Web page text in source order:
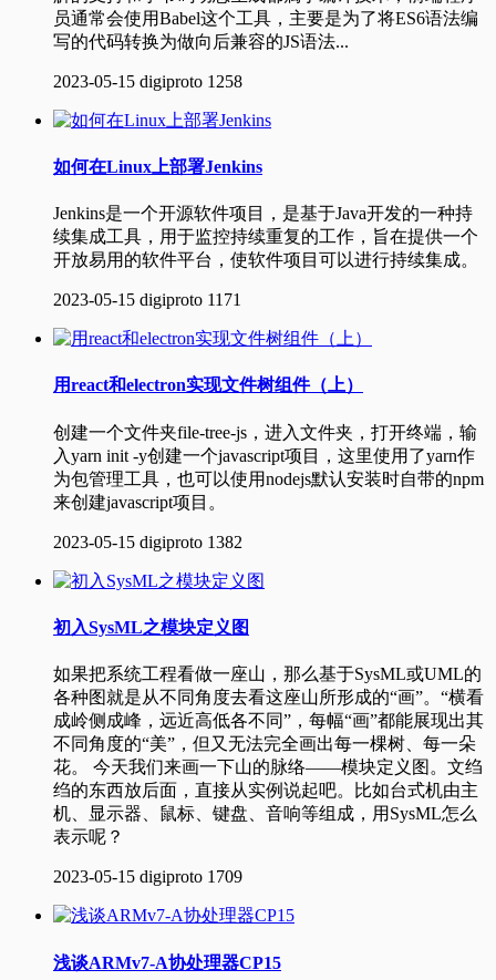
员通常会使用Babel这个工具，主要是为了将ES6语法编
写的代码转换为做向后兼容的JS语法...
2023-05-15 digiproto 1258
如何在Linux上部署Jenkins
Jenkins是一个开源软件项目，是基于Java开发的一种持
续集成工具，用于监控持续重复的工作，旨在提供一个
开放易用的软件平台，使软件项目可以进行持续集成。
2023-05-15 digiproto 1171
用react和electron实现文件树组件（上）
创建一个文件夹file-tree-js，进入文件夹，打开终端，输
入yarn init -y创建一个javascript项目，这里使用了yarn作
为包管理工具，也可以使用nodejs默认安装时自带的npm
来创建javascript项目。
2023-05-15 digiproto 1382
初入SysML之模块定义图
如果把系统工程看做一座山，那么基于SysML或UML的
各种图就是从不同角度去看这座山所形成的“画”。“横看
成岭侧成峰，远近高低各不同”，每幅“画”都能展现出其
不同角度的“美”，但又无法完全画出每一棵树、每一朵
花。 今天我们来画一下山的脉络——模块定义图。文绉
绉的东西放后面，直接从实例说起吧。比如台式机由主
机、显示器、鼠标、键盘、音响等组成，用SysML怎么
表示呢？
2023-05-15 digiproto 1709
浅谈ARMv7-A协处理器CP15